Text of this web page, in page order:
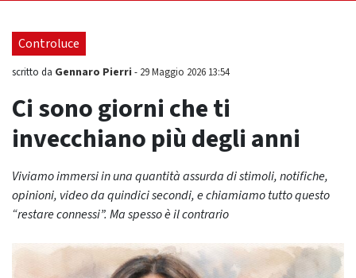
Controluce
scritto da Gennaro Pierri - 29 Maggio 2026 13:54
Ci sono giorni che ti
invecchiano più degli anni
Viviamo immersi in una quantità assurda di stimoli, notifiche,
opinioni, video da quindici secondi, e chiamiamo tutto questo
“restare connessi”. Ma spesso è il contrario